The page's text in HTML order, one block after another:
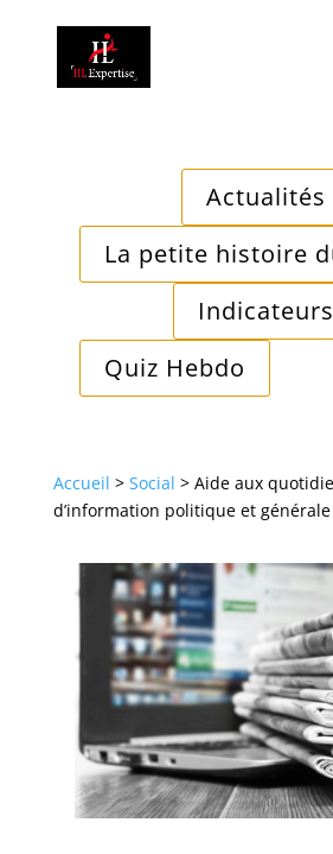
Actualités
La petite histoire
Indicateurs
Quiz Hebdo
Accueil > Social > Aide aux
d’information politique et